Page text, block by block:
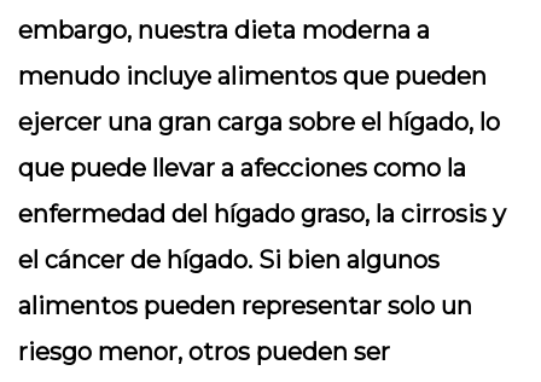
embargo, nuestra dieta moderna a
menudo incluye alimentos que pueden
ejercer una gran carga sobre el hígado, lo
que puede llevar a afecciones como la
enfermedad del hígado graso, la cirrosis y
el cáncer de hígado. Si bien algunos
alimentos pueden representar solo un
riesgo menor, otros pueden ser